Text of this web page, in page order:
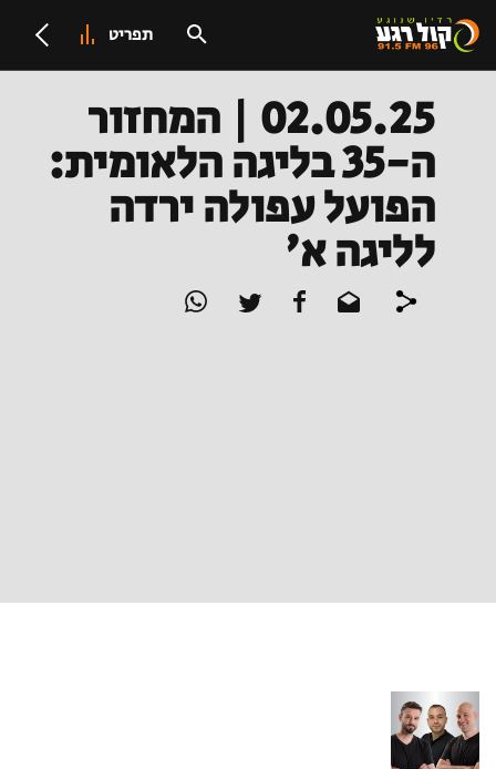
תפריט
02.05.25 | המחזור
ה-35 בליגה הלאומית:
הפועל עפולה ירדה
לליגה א'